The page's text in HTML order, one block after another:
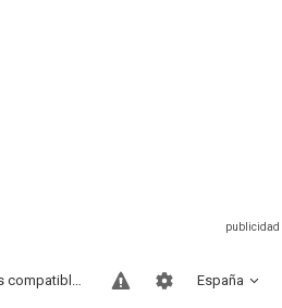
España
Sitios compatibles